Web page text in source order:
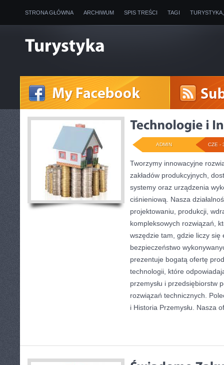
STRONA GŁÓWNA ARCHIWUM SPIS TREŚCI TAGI
CZE -
ADMIN
Tworzymy innowacyjne
zakładów produkcyjnych,
systemy oraz urządzenia
ciśnieniową. Nasza
projektowaniu, produkcji,
kompleksowych rozwiązań,
wszędzie tam, gdzie liczy
bezpieczeństwo
prezentuje bogatą ofertę
technologii, które
przemysłu i przedsiębiorstw
rozwiązań technicznych.
i Historia Przemysłu. Nasza